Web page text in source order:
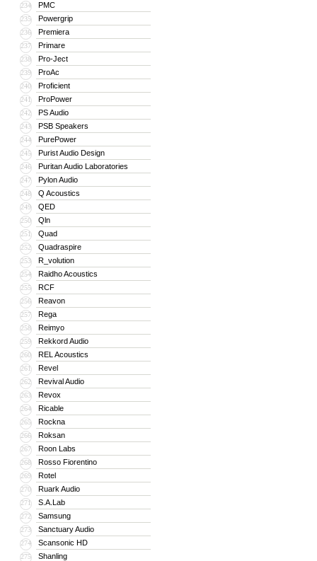
234 PMC
235 Powergrip
236 Premiera
237 Primare
238 Pro-Ject
239 ProAc
240 Proficient
241 ProPower
242 PS Audio
243 PSB Speakers
244 PurePower
245 Purist Audio Design
246 Puritan Audio Laboratories
247 Pylon Audio
248 Q Acoustics
249 QED
250 Qln
251 Quad
252 Quadraspire
253 R_volution
254 Raidho Acoustics
255 RCF
256 Reavon
257 Rega
258 Reimyo
259 Rekkord Audio
260 REL Acoustics
261 Revel
262 Revival Audio
263 Revox
264 Ricable
265 Rockna
266 Roksan
267 Roon Labs
268 Rosso Fiorentino
269 Rotel
270 Ruark Audio
271 S.A.Lab
272 Samsung
273 Sanctuary Audio
274 Scansonic HD
275 Shanling